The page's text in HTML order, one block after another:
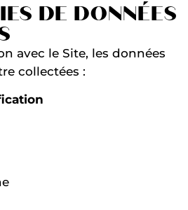
DE DONNÉES
avec le Site, les données
collectées :